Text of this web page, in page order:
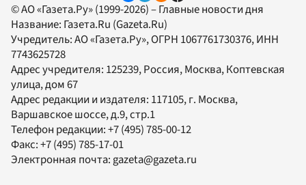
© АО «Газета.Ру» (1999-2026) – Главные новости дня
Название: Газета.Ru (Gazeta.Ru)
Учредитель:АО «Газета.Ру», ОГРН 1067761730376, ИНН
7743625728
Адрес учредителя: 125239, Россия, Москва, Коптевская
улица, дом 67
Адрес редакции и издателя: 117105, г. Москва,
Варшавское шоссе, д.9, стр.1
Телефон редакции:+7 (495) 785-00-12
Факс:+7 (495) 785-17-01
Электронная почта: gazeta@gazeta.ru